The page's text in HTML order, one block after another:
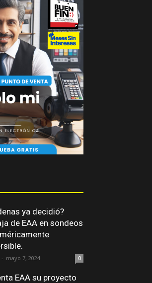
ya decidió?
de EAA en sondeos
- mayo 7, 2024 0
EAA su proyecto